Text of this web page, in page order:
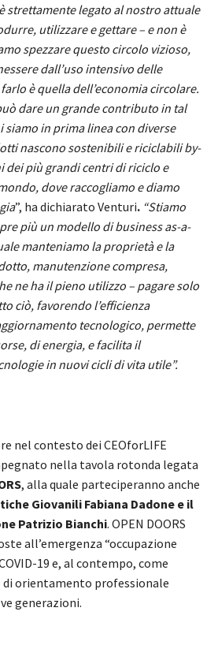
strettamente legato al nostro attuale
utilizzare e gettare – e non è
spezzare questo circolo vizioso,
dall’uso intensivo delle
è quella dell’economia circolare.
dare un grande contributo in tal
siamo in prima linea con diverse
nascono sostenibili e riciclabili by-
dei più grandi centri di riciclo e
dove raccogliamo e diamo
”, ha dichiarato Venturi. “Stiamo
più un modello di business as-a-
manteniamo la proprietà e la
manutenzione compresa,
ne ha il pieno utilizzo – pagare solo
ciò, favorendo l’efficienza
tecnologico, permette
di energia, e facilita il
in nuovi cicli di vita utile”.
nel contesto dei CEOforLIFE
nella tavola rotonda legata
, alla quale parteciperanno anche
Giovanili Fabiana Dadone e il
Patrizio Bianchi. OPEN DOORS
all’emergenza “occupazione
19 e, al contempo, come
orientamento professionale
generazioni.